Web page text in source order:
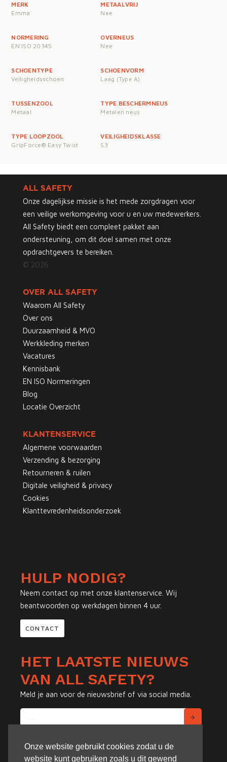
Onze website gebruikt cookies zodat u de
website kunt gebruiken zoals u dit gewend
MERK
Emma
METAALVRIJ
Nee
NORMERING
EN ISO 20345
OVERNEUS
Nee
SCHOENTYPE
Veiligheidsschoen
SCHOENVORM
Laag (Type A)
TUSSENZOOL
Metaal
TYPE BESCHERMNEUS
Metalen neus
TYPE LOOPZOOL
GripForce® Easy Twist
VEILIGHEIDSKLASSE
S3
ALL SAFETY
Onze dagelijkse missie is het mede zorgdragen voor
een veilige werkomgeving voor u en uw medewerkers.
All Safety biedt een compleet pakket aan
ondersteuning, om dit doel samen met onze
opdrachtgevers te bereiken.
© 2026
OVER ALL SAFETY
Waarom All Safety
Over ons
Duurzaamheid & MVO
Werkkleding merken
Vacatures
Kennisbank
EN ISO Normeringen
Blog
Locatie Overzicht
KLANTENSERVICE
Algemene voorwaarden
Verzending & bezorging
Retourneren & ruilen
Digitale veiligheid & privacy
Cookies
Klanttevredenheidsonderzoek
HULP NODIG?
Neem contact op met onze klantenservice. Wij
beantwoorden op werkdagen binnen 4 uur.
CONTACT
HET LAATSTE NIEUWS
VAN ALL SAFETY?
Meld je aan voor de nieuwsbrief of via social media.